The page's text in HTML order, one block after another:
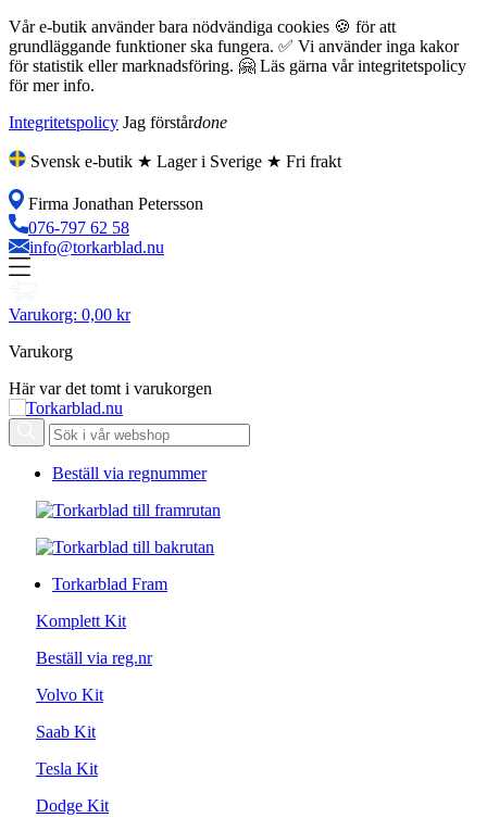
Vår e-butik använder bara nödvändiga cookies 🍪 för att
grundläggande funktioner ska fungera. ✅ Vi använder inga kakor
för statistik eller marknadsföring. 🤗 Läs gärna vår integritetspolicy
för mer info.
Integritetspolicy Jag förstårdone
Svensk e-butik ★ Lager i Sverige ★ Fri frakt
Firma Jonathan Petersson
076-797 62 58
info@torkarblad.nu
Varukorg: 0,00 kr
Varukorg
Här var det tomt i varukorgen
Beställ via regnummer
Torkarblad Fram
Komplett Kit
Beställ via reg.nr
Volvo Kit
Saab Kit
Tesla Kit
Dodge Kit